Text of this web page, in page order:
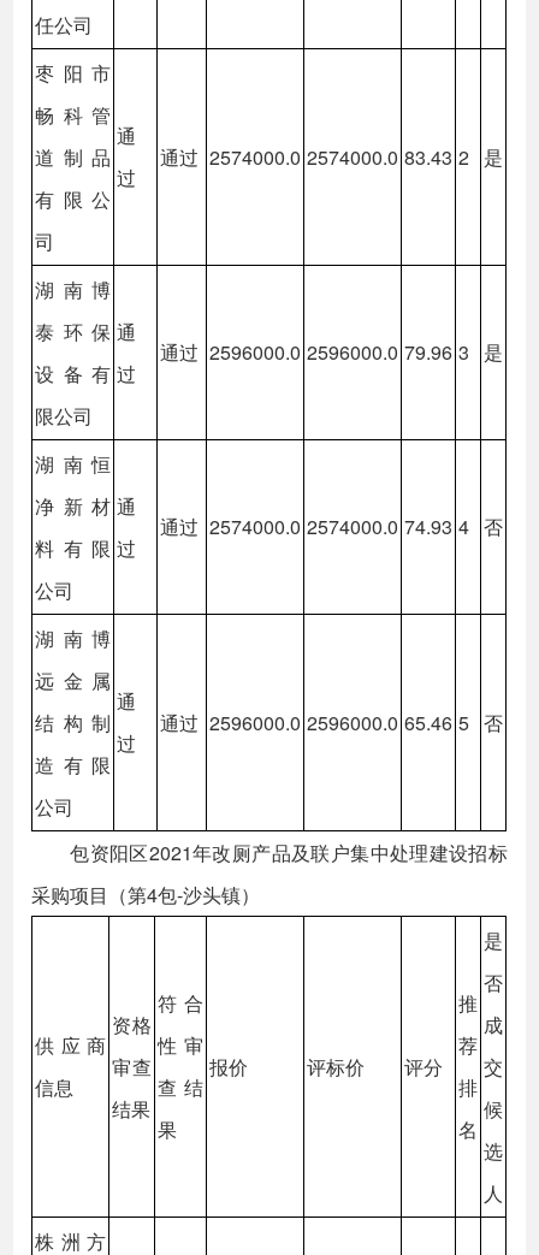
任公司
枣阳市
畅科管
道制品
有限公
司
通
过
通过 2574000.0 2574000.0 83.43 2 是
湖南博
泰环保
设备有
限公司
通
过
通过 2596000.0 2596000.0 79.96 3 是
湖南恒
净新材
料有限
公司
通
过
通过 2574000.0 2574000.0 74.93 4 否
湖南博
远金属
结构制
造有限
公司
通
过
通过 2596000.0 2596000.0 65.46 5 否
包资阳区2021年改厕产品及联户集中处理建设招标
采购项目（第4包-沙头镇）
供应商
信息
资格
审查
结果
符合
性审
查结
果
报价 评标价 评分
推
荐
排
名
是
否
成
交
候
选
人
株洲方